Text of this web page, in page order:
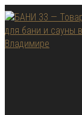
Перейти
к
содержимому